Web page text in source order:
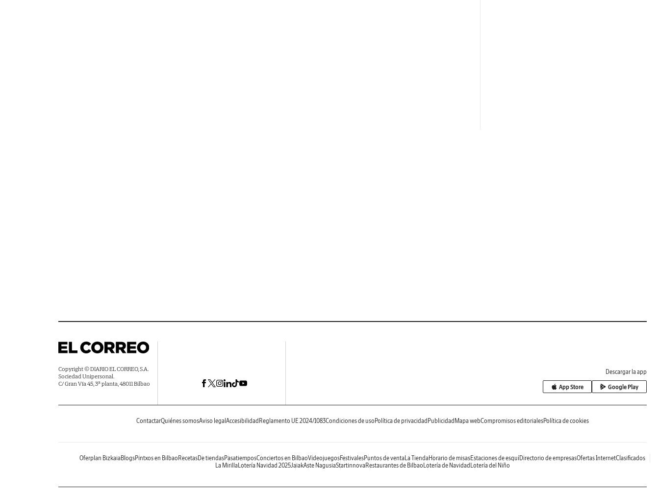
Copyright © DIARIO EL CORREO, S.A.
Sociedad Unipersonal.
C/ Gran Vía 45, 3ª planta, 48011 Bilbao
Descargar la app
App Store Google Play
ContactarQuiénes somosAviso legal Accesibilidad Reglamento UE 2024/1083Condiciones de uso Política de privacidad Publicidad Mapa webCompromisos editorialesPolítica de cookies
Oferplan Bizkaia BlogsPintxos en Bilbao RecetasDe tiendasPasatiemposConciertos en BilbaoVideojuegosFestivalesPuntos de venta La Tienda Horario de misasEstaciones de esquíDirectorio de empresasOfertas InternetClasificados
La Mirilla Lotería Navidad 2025JaiakAste NagusiaStartinnova Restaurantes de Bilbao Lotería de Navidad Lotería del Niño